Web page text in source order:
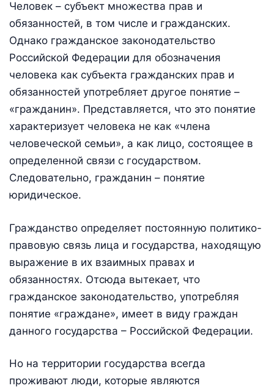
Человек – субъект множества прав и
обязанностей, в том числе и гражданских.
Однако гражданское законодательство
Российской Федерации для обозначения
человека как субъекта гражданских прав и
обязанностей употребляет другое понятие –
«гражданин». Представляется, что это понятие
характеризует человека не как «члена
человеческой семьи», а как лицо, состоящее в
определенной связи с государством.
Следовательно, гражданин – понятие
юридическое.
Гражданство определяет постоянную политико-
правовую связь лица и государства, находящую
выражение в их взаимных правах и
обязанностях. Отсюда вытекает, что
гражданское законодательство, употребляя
понятие «граждане», имеет в виду граждан
данного государства – Российской Федерации.
Но на территории государства всегда
проживают люди, которые являются